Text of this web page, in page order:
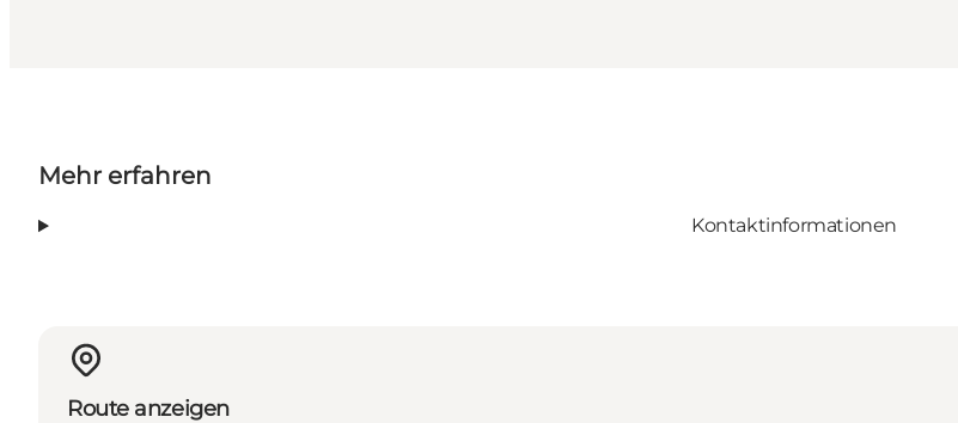
Mehr erfahren
Kontaktinformationen
Route anzeigen